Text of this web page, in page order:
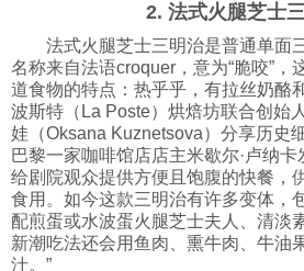
2. 法式火腿芝士
法式火腿芝士三明治是普通单面
名称来自法语croquer，意为“脆咬”，
道食物的特点：热乎乎，有拉丝奶酪
波斯特（La Poste）烘焙坊联合创始
娃（Oksana Kuznetsova）分享历史
巴黎一家咖啡馆店店主米歇尔·卢纳
给剧院观众提供方便且饱腹的快餐，
食用。如今这款三明治有许多变体，
配煎蛋或水波蛋火腿芝士夫人、清淡
新潮吃法还会用鱼肉、熏牛肉、牛油
汁。”